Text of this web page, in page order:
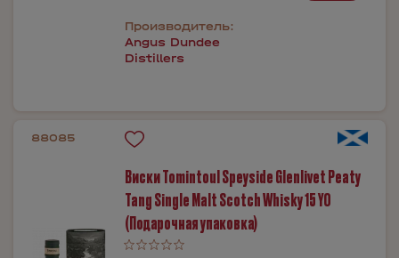
Производитель:
Angus Dundee
Distillers
88085
Виски Tomintoul Speyside Glenlivet Peaty
Tang Single Malt Scotch Whisky 15 YO
(Подарочная упаковка)